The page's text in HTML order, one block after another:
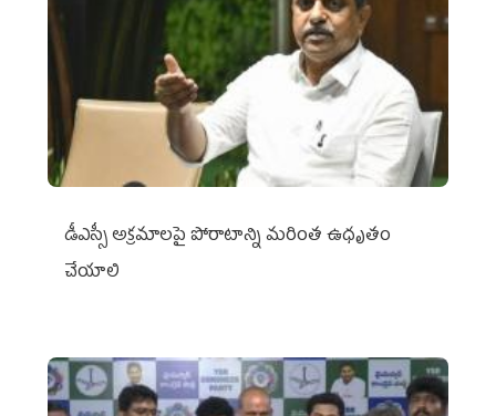
డీఎస్సీ అక్రమాలపై పోరాటాన్ని మరింత ఉధృతం
చేయాలి